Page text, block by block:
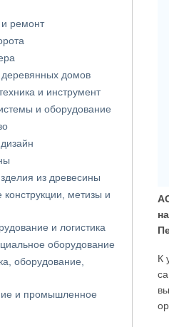
К
и ремонт
деревянных домов
и инструмент
и оборудование
из древесины
конструкции, метизы и
и логистика
оборудование
оборудование,
и промышленное